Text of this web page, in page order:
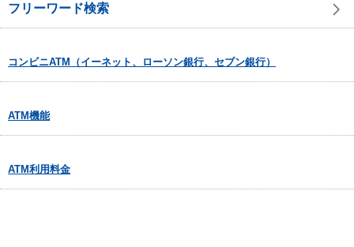
フリーワード検索
コンビニATM（イーネット、ローソン銀行、セブン銀行）
ATM機能
ATM利用料金